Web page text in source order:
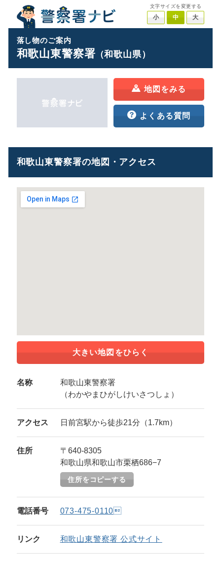
文字サイズを変更する
小 中 大
落し物のご案内
和歌山東警察署（和歌山県）
地図をみる
よくある質問
和歌山東警察署の地図・アクセス
大きい地図をひらく
名称
和歌山東警察署
（わかやまひがしけいさつしょ）
アクセス 日前宮駅から徒歩21分（1.7km）
住所
〒640-8305
和歌山県和歌山市栗栖686−7
住所をコピーする
電話番号 073-475-0110
リンク 和歌山東警察署 公式サイト